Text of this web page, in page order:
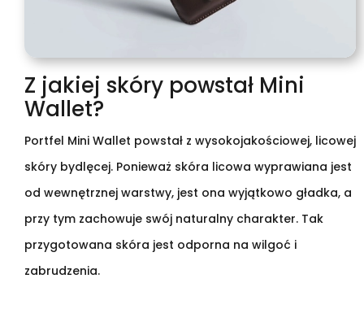
Z jakiej skóry powstał Mini
Wallet?
Portfel Mini Wallet powstał z wysokojakościowej, licowej
skóry bydlęcej. Ponieważ skóra licowa wyprawiana jest
od wewnętrznej warstwy, jest ona wyjątkowo gładka, a
przy tym zachowuje swój naturalny charakter. Tak
przygotowana skóra jest odporna na wilgoć i
zabrudzenia.